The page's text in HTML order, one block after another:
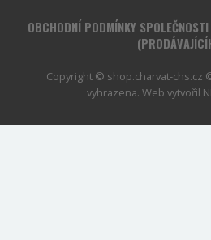
OBCHODNÍ PODMÍNKY
Copyright © shop.charvat-chs.cz
vyhrazena. Web vytvořil